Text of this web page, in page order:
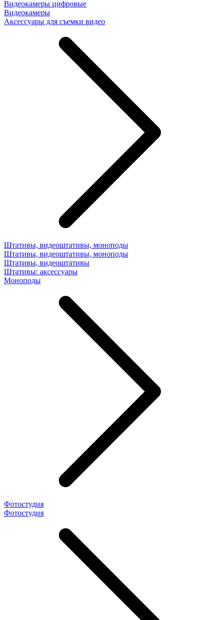
Видеокамеры цифровые
Видеокамеры
Аксессуары для съемки видео
Штативы, видеоштативы, моноподы
Штативы, видеоштативы, моноподы
Штативы, видеоштативы
Штативы: аксессуары
Моноподы
Фотостудия
Фотостудия